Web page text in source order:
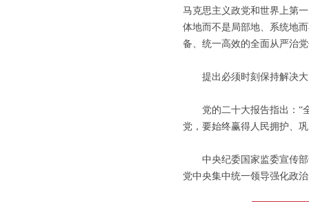
马克思主义政党和世界上第
体地而不是局部地、系统地
备、统一高效的全面从严治
提出必须时刻保持解决大
党的二十大报告指出：“全
党，要始终赢得人民拥护、
中央纪委国家监委宣传部
党中央集中统一领导强化政